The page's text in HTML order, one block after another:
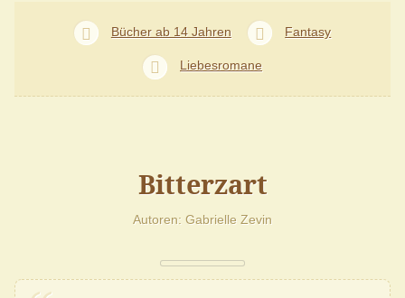
Bücher ab 14 Jahren Fantasy
Liebesromane
Bitterzart
Autoren Gabrielle Zevin